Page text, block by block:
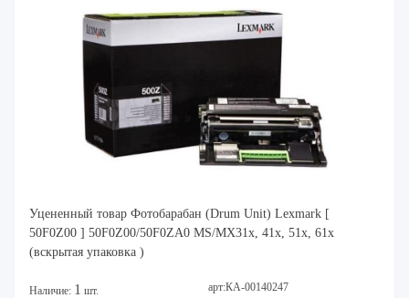
Уцененный товар Фотобарабан (Drum Unit) Lexmark [
50F0Z00 ] 50F0Z00/50F0ZA0 MS/MX31x, 41x, 51x, 61x
(вскрытая упаковка )
Наличие: 1 шт. арт:КА-00140247